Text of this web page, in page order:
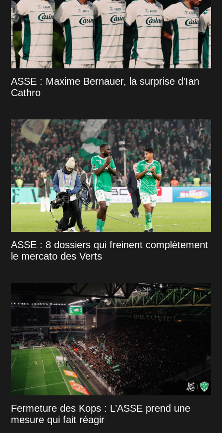
ASSE : Maxime Bernauer, la surprise d'Ian
Cathro
ASSE : 8 dossiers qui freinent complètement
le mercato des Verts
Fermeture des Kops : L’ASSE prend une
mesure qui fait réagir